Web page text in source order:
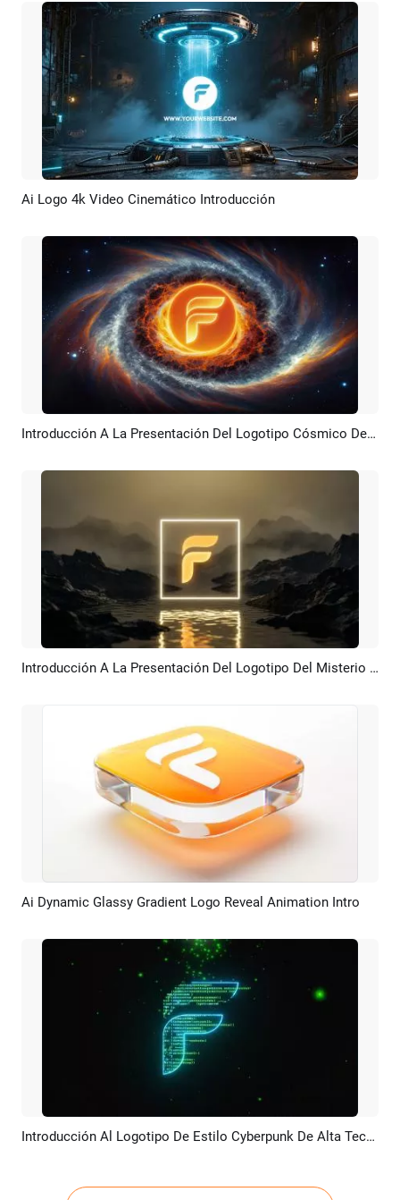
Previsualizar Crear IA
Ai Logo 4k Video Cinemático Introducción
Previsualizar Crear IA Introducción A La Presentación Del Logotipo Cósmico De Arte
Previsualizar Crear IA Introducción A La Presentación Del Logotipo Del Misterio Del Anochecer
Previsualizar Crear IA
Ai Dynamic Glassy Gradient Logo Reveal Animation Intro
Previsualizar Crear IA Introducción Al Logotipo De Estilo Cyberpunk De Alta Tecnología